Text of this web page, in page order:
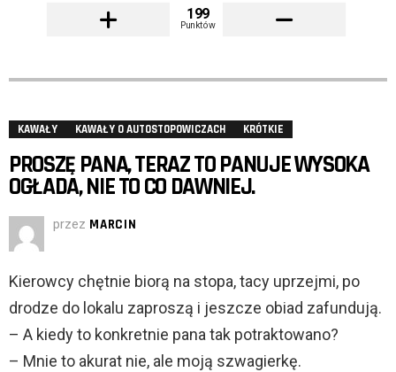
199
Punktów
KAWAŁY KAWAŁY O AUTOSTOPOWICZACH KRÓTKIE
PROSZĘ PANA, TERAZ TO PANUJE WYSOKA
OGŁADA, NIE TO CO DAWNIEJ.
przez MARCIN
Kierowcy chętnie biorą na stopa, tacy uprzejmi, po
drodze do lokalu zaproszą i jeszcze obiad zafundują.
– A kiedy to konkretnie pana tak potraktowano?
– Mnie to akurat nie, ale moją szwagierkę.